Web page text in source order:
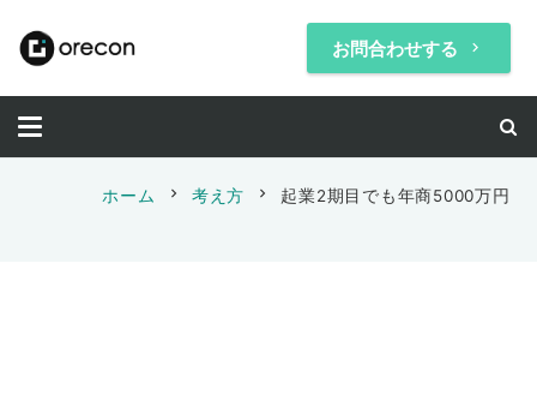
お問合わせする keyboard_arrow_right
ホーム chevron_right 考え方 chevron_right 起業2期目でも年商5000万円